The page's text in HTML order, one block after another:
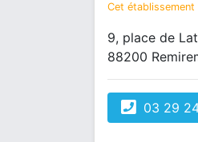
Cet
9, place de
88200
03 29